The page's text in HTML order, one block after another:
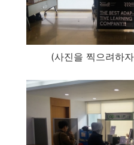
(사진을 찍으려하